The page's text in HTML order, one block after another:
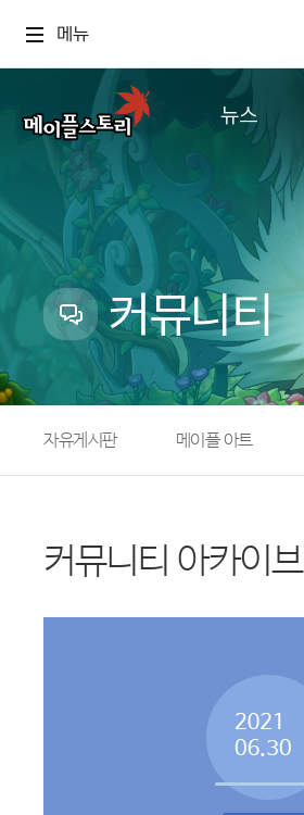
메뉴
뉴스
업데이트
이벤트
캐시샵 공지
메이플 알림판
with maple
커뮤니티
자유게시판 메이플 아트
커뮤니티 아카이브